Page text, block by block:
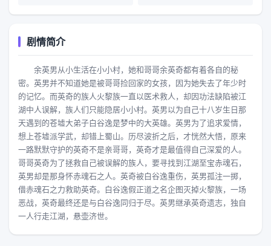
剧情简介
余英男从小生活在小小村，她和哥哥余英奇都有着各自的秘
密。英男并不知道她是被哥哥捡回家的女孩，因为她失去了年少时
的记忆。而英奇的族人火黎族一直以医术救人，却因功法缺陷被江
湖中人误解，族人们只能隐居小小村。英男以为自己十八岁生日那
天遇到的苍墟大弟子白谷逸是梦中的大英雄。英男为了追求爱情，
想上苍墟派学武，却错上蜀山。历尽波折之后，才恍然大悟，原来
一路默默守护的英奇不是亲哥哥，英奇才是最值得自己深爱的人。
哥哥英奇为了拯救自己被误解的族人，要寻找到江湖至宝赤魂石，
英男却是那身怀赤魂石之人。英奇被白谷逸重伤，英男孤注一掷，
借赤魂石之力救助英奇。白谷逸假正道之名企图灭掉火黎族，一场
恶战，英奇最终还是与白谷逸同归于尽。英男继承英奇遗志，独自
一人行走江湖，悬壶济世。